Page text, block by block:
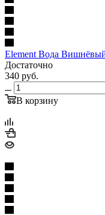
Element Вода
Достаточно
340 руб.
В корзину